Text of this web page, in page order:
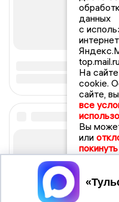
данных
с
На
cookie.
сайте,
все
Вы
или